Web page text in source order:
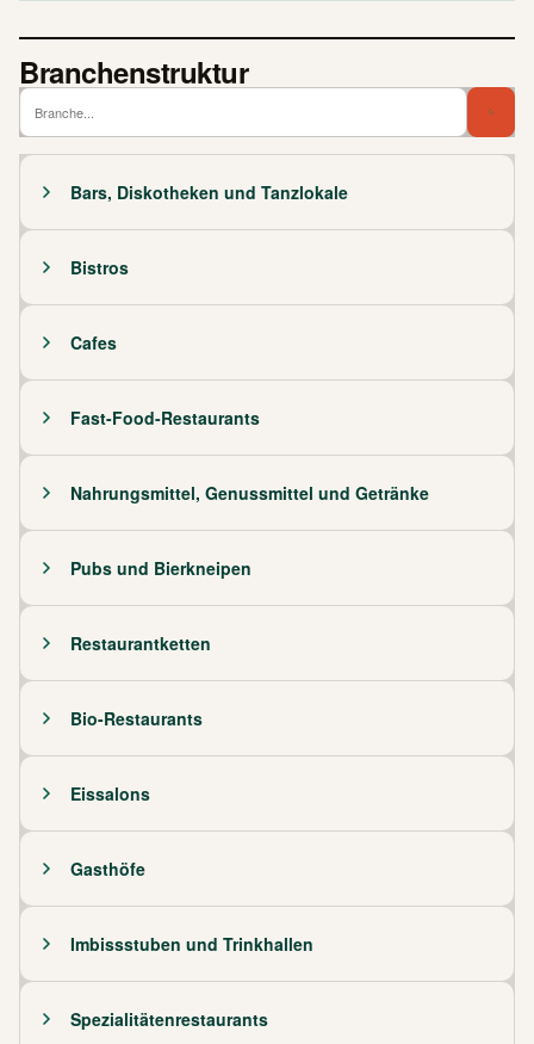
Branchenstruktur
Bars, Diskotheken und Tanzlokale
Bistros
Cafes
Fast-Food-Restaurants
Nahrungsmittel, Genussmittel und Getränke
Pubs und Bierkneipen
Restaurantketten
Bio-Restaurants
Eissalons
Gasthöfe
Imbissstuben und Trinkhallen
Spezialitätenrestaurants